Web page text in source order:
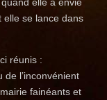
elle a envie
elle se lance dans
réunis :
l’inconvénient
fainéants et